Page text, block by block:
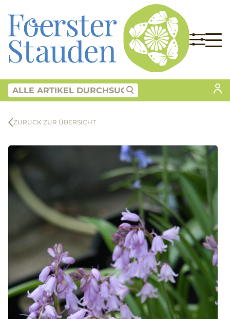
ZURÜCK ZUR ÜBERSICHT